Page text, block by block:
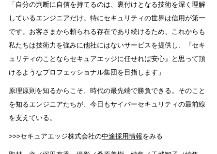
「自分の判断に自信を持てるのは、裏付けとなる技術を深く理解
しているエンジニアだけ。特にセキュリティの世界は信用が第一
です。お客さまから頼られる存在であり続けるため、これからも
私たちは技術力を強みに他社にはないサービスを提供し、『セキ
ュリティのことならセキュアエッジに任せれば安心』と思って頂
けるようなプロフェッショナル集団を目指します」
原理原則を知るからこそ、時代の最先端で勝負できる。そのこと
を知るエンジニアたちが、今日もサイバーセキュリティの最前線
を支えている。
>>>セキュアエッジ株式会社の中途採用情報をみる